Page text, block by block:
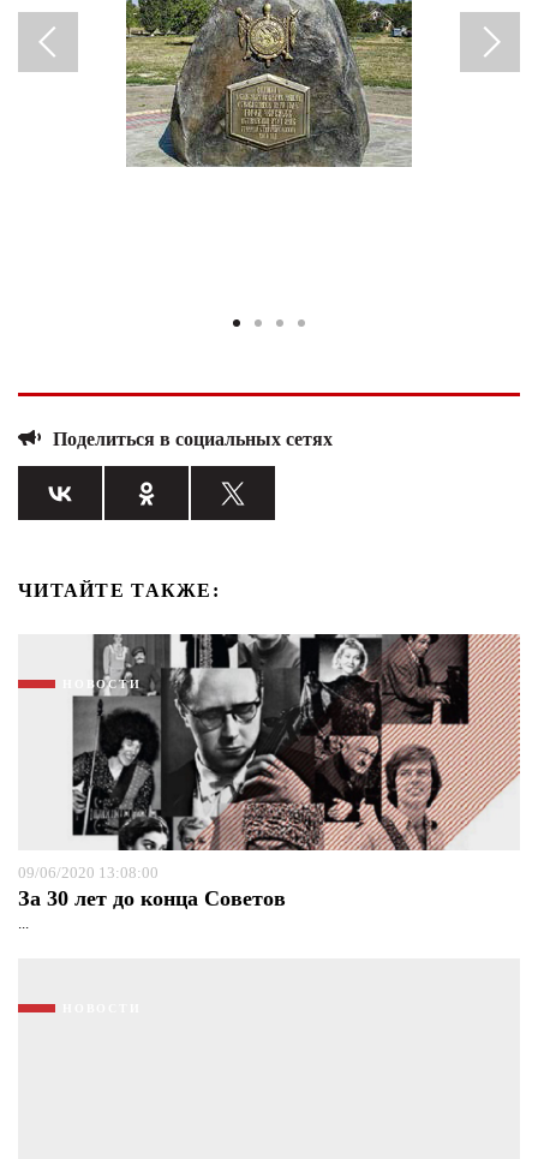
Поделиться в социальных сетях
ЧИТАЙТЕ ТАКЖЕ:
НОВОСТИ
09/06/2020 13:08:00
За 30 лет до конца Советов
...